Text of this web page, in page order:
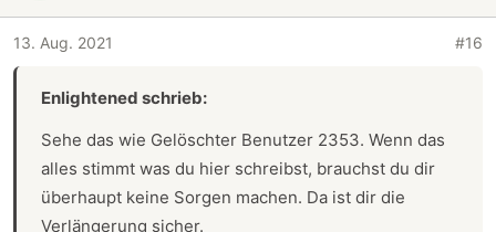
13. Aug. 2021 #16
Enlightened schrieb:
Sehe das wie Gelöschter Benutzer 2353. Wenn das
alles stimmt was du hier schreibst, brauchst du dir
überhaupt keine Sorgen machen. Da ist dir die
Verlängerung sicher.